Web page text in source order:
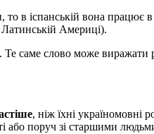
то в іспанській вона працює
Америці).
саме слово може виражати
, ніж їхні
або поруч зі старшими